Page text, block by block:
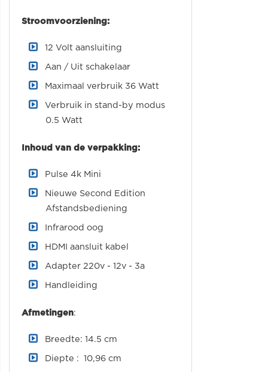
Stroomvoorziening:
12 Volt aansluiting
Aan / Uit schakelaar
Maximaal verbruik 36 Watt
Verbruik in stand-by modus
0.5 Watt
Inhoud van de verpakking:
Pulse 4k Mini
Nieuwe Second Edition
Afstandsbediening
Infrarood oog
HDMI aansluit kabel
Adapter 220v - 12v - 3a
Handleiding
Afmetingen:
Breedte: 14.5 cm
Diepte : 10,96 cm